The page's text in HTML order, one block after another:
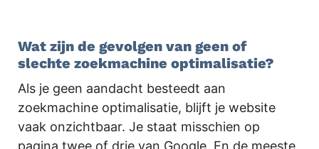
Wat zijn de gevolgen van geen of
slechte zoekmachine optimalisatie?
Als je geen aandacht besteedt aan
zoekmachine optimalisatie, blijft je website
vaak onzichtbaar. Je staat misschien op
pagina twee of drie van Google. En de meeste